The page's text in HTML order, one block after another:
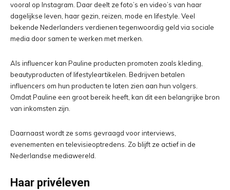
vooral op Instagram. Daar deelt ze foto’s en video’s van haar
dagelijkse leven, haar gezin, reizen, mode en lifestyle. Veel
bekende Nederlanders verdienen tegenwoordig geld via sociale
media door samen te werken met merken.
Als influencer kan Pauline producten promoten zoals kleding,
beautyproducten of lifestyleartikelen. Bedrijven betalen
influencers om hun producten te laten zien aan hun volgers.
Omdat Pauline een groot bereik heeft, kan dit een belangrijke bron
van inkomsten zijn.
Daarnaast wordt ze soms gevraagd voor interviews,
evenementen en televisieoptredens. Zo blijft ze actief in de
Nederlandse mediawereld.
Haar privéleven